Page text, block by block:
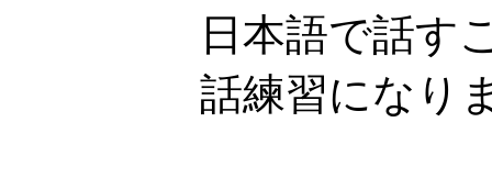
日本語で話す
話練習になり